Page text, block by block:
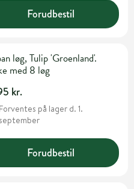
Forudbestil
løg, Tulip 'Groenland'.
med 8 løg
kr.
Forventes på lager d. 1.
Forudbestil